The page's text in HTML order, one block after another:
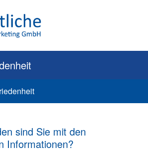
sind Sie mit den
Informationen?